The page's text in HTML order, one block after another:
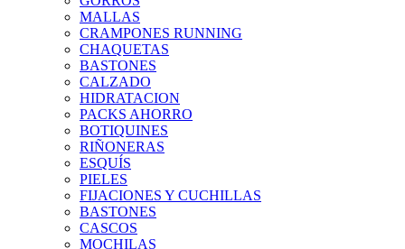
MALLAS
CRAMPONES RUNNING
CHAQUETAS
BASTONES
CALZADO
HIDRATACION
PACKS AHORRO
BOTIQUINES
RIÑONERAS
ESQUÍS
PIELES
FIJACIONES Y CUCHILLAS
BASTONES
CASCOS
MOCHILAS